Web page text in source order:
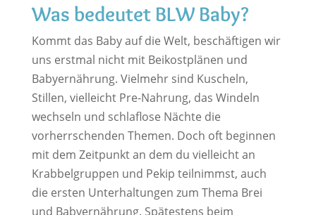
Was bedeutet BLW Baby?
Kommt das Baby auf die Welt, beschäftigen wir
uns erstmal nicht mit Beikostplänen und
Babyernährung. Vielmehr sind Kuscheln,
Stillen, vielleicht Pre-Nahrung, das Windeln
wechseln und schlaflose Nächte die
vorherrschenden Themen. Doch oft beginnen
mit dem Zeitpunkt an dem du vielleicht an
Krabbelgruppen und Pekip teilnimmst, auch
die ersten Unterhaltungen zum Thema Brei
und Babyernährung. Spätestens beim